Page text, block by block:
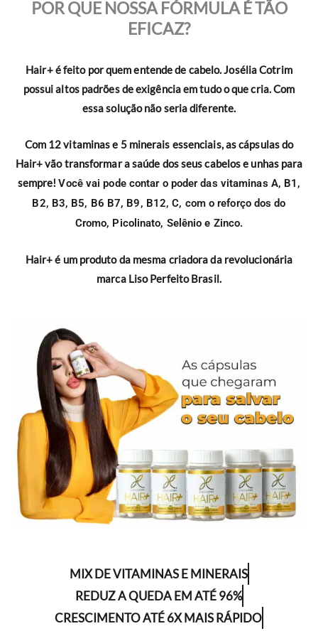
POR QUE NOSSA FÓRMULA É TÃO
EFICAZ?
Hair+ é feito por quem entende de cabelo. Josélia Cotrim
possui altos padrões de exigência em tudo o que cria. Com
essa solução não seria diferente.
Com 12 vitaminas e 5 minerais essenciais, as cápsulas do
Hair+ vão transformar a saúde dos seus cabelos e unhas para
sempre!Você vai pode contar o poder das vitaminas A, B1,
B2, B3, B5, B6 B7, B9, B12, C, com o reforço dos do
Cromo, Picolinato, Selênio e Zinco.
Hair+ é um produto da mesma criadora da revolucionária
marca Liso Perfeito Brasil.
MIX DE VITAMINAS E MINERAIS
REDUZ A QUEDA EM ATÉ 96%
CRESCIMENTO ATÉ 6X MAIS RÁPIDO